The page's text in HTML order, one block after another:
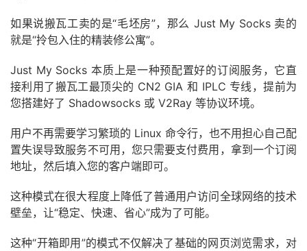
如果说搬瓦工卖的是“毛坯房”，那么 Just My Socks 卖的
就是“拎包入住的精装修公寓”。
Just My Socks 本质上是一种预配置好的订阅服务，它直
接利用了搬瓦工最顶尖的 CN2 GIA 和 IPLC 专线，提前为
您搭建好了 Shadowsocks 或 V2Ray 等协议环境。
用户不再需要学习繁琐的 Linux 命令行，也不用担心自己配
置失误导致服务不可用，您只需要支付费用，拿到一个订阅
地址，然后填入您的客户端即可。
这种模式在很大程度上降低了普通用户访问全球网络的技术
壁垒，让“稳定、快速、省心”成为了可能。
这种“开箱即用”的模式不仅解决了基础的网页浏览需求，对